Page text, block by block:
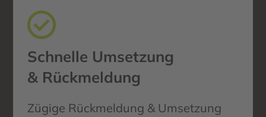
Schnelle Umsetzung
& Rückmeldung
Zügige Rückmeldung & Umsetzung